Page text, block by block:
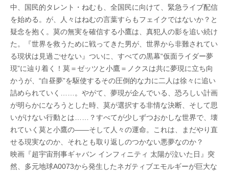
中、国民的タレント・ねむも、全国民に向けて、緊急ライブ配信
を始める。が、人々はねむの言葉すらもフェイクではないか？と
疑念を抱く。莫の無実を確信する小鷹は、真犯人の影を追い続け
た。『世界を救うために戦ってきた男が、世界から非難されてい
る現状は見過ごせない』ついに、すべての黒幕“仮面ライダー夢
現”に辿り着く！莫＝ゼッツと小鷹＝ノクスは共に夢現に立ち向
かうが、“白昼夢”を駆使するその圧倒的な力に二人は徐々に追い
詰められていく……。やがて、夢現が企んでいる、恐ろしい計画
が明らかになろうとした時、莫が選択する非情な決断、そして思
いがけない行動とは……？すべてが少しずつおかしな世界で、壊
れていく莫と小鷹の――そして人々の運命。これは、まだやり直
せる現実なのか、それとも取り返しのつかない悪夢なのか？
映画『超宇宙刑事ギャバン インフィニティ 太陽が泣いた日』突
然、多元地球A0073から発生したネガティブエモルギーが巨大な